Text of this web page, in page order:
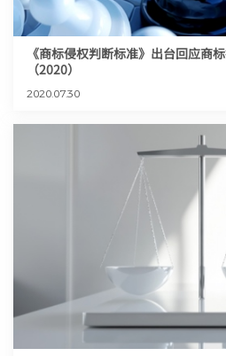
《商标侵权判断标准》出台回应商
（2020）
2020.07.30